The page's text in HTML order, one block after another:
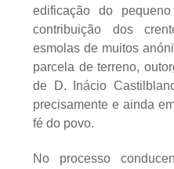
edificação do
contribuição dos
esmolas de muitos
parcela de terreno,
de D. Inácio
precisamente e ainda
fé do povo.
No processo